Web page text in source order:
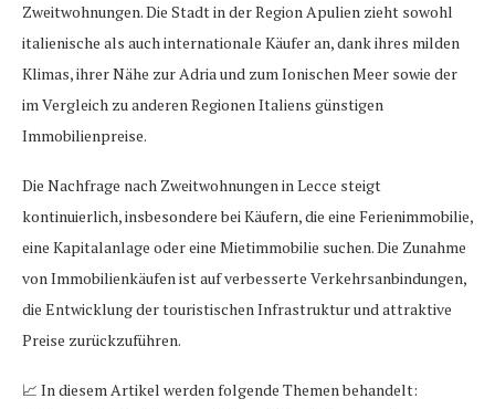
Zweitwohnungen. Die Stadt in der Region Apulien zieht sowohl
italienische als auch internationale Käufer an, dank ihres milden
Klimas, ihrer Nähe zur Adria und zum Ionischen Meer sowie der
im Vergleich zu anderen Regionen Italiens günstigen
Immobilienpreise.
Die Nachfrage nach Zweitwohnungen in Lecce steigt
kontinuierlich, insbesondere bei Käufern, die eine Ferienimmobilie,
eine Kapitalanlage oder eine Mietimmobilie suchen. Die Zunahme
von Immobilienkäufen ist auf verbesserte Verkehrsanbindungen,
die Entwicklung der touristischen Infrastruktur und attraktive
Preise zurückzuführen.
📈 In diesem Artikel werden folgende Themen behandelt: